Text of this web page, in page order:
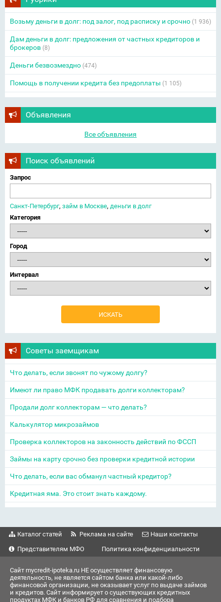
Возьму деньги в долг: под залог, под расписку и срочно (1 936)
Дам деньги в долг: предложения от частных кредиторов и
брокеров (8)
Деньги безвозмездно (474)
Помощь в получении кредита без предоплаты (1 105)
Объявления
Все объявления
Поиск объявлений
Запрос
Санкт-Петербург, займ в Москве, деньги в долг
Категория
Город
Интервал
Советы заемщикам
Что делать, если звонят по чужому долгу?
Имеют ли право МФК продавать долги коллекторам?
Продали долг коллекторам — что делать?
Калькулятор микрозаймов
Проверка коллекторов на законность действий по ФССП
Займы на карту срочно без проверки кредитной истории
Что делать, если вас обманул частный кредитор?
Кредитная яма. Это стоит знать каждому.
Каталог статей Реклама на сайте
Наши контакты
Представителям МФО
Политика конфиденциальности
Сайт mycredit-ipoteka.ru НЕ осуществляет финансовую
деятельность, не является сайтом банка или какой-либо
финансовой организации, не оказывает услуг по выдаче займов
и кредитов. Сайт информирует о существующих кредитных
продуктах МФК и банков РФ для сравнения и подбора